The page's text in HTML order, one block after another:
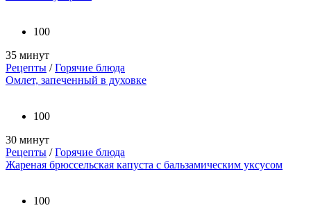
100
35 минут
Рецепты /Горячие блюда
Омлет, запеченный в духовке
100
30 минут
Рецепты /Горячие блюда
Жареная брюссельская капуста с бальзамическим уксусом
100